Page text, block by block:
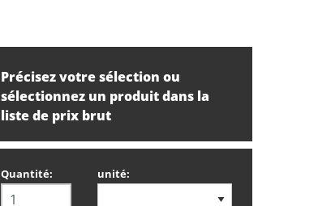
Précisez votre sélection ou
sélectionnez un produit dans la
liste de prix brut
Quantité: unité: